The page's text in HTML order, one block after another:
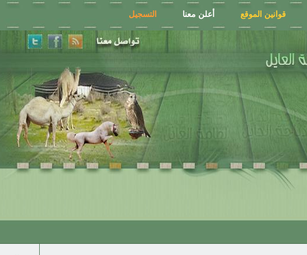
قوانين الموقع أعلن معنا التسجيل